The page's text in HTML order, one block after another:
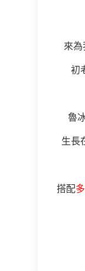
來
初
魯
生長
搭配